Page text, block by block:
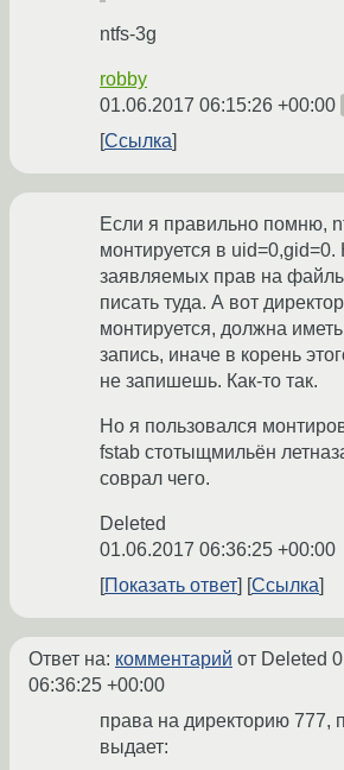
ntfs-3g
robby
01.06.2017 06:15:26 +00:00
Ссылка
Если я правильно помню,
монтируется в
заявляемых прав на
писать туда. А вот
монтируется, должна
запись, иначе в корень
не запишешь. Как-то так.
Но я пользовался
fstab стотыщмильён
соврал чего.
Deleted
01.06.2017 06:36:25 +00:00
Показать ответ
Ссылка
Ответ на: комментарий от Deleted
06:36:25 +00:00
права на директорию 777,
выдает: